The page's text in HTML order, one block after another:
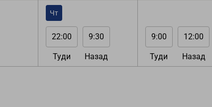
Чт
22:00
Туди
9:30
Назад
9:00
Туди
12:00
Назад